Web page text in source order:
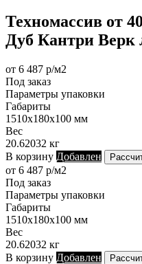
Техномассив от
Дуб Кантри Верк
от 6 487 р/м2
Под заказ
Параметры упаковки
Габариты
1510х180х100 мм
Вес
20.62032 кг
В корзину Добавлен
от 6 487 р/м2
Под заказ
Параметры упаковки
Габариты
1510х180х100 мм
Вес
20.62032 кг
В корзину Добавлен